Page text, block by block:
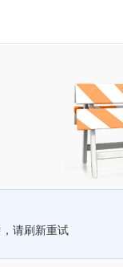
请刷新重试